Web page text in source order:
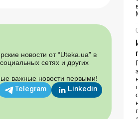
новости от “Uteka.ua” в
сетях и других
важные новости первыми!
Telegram Linkedin